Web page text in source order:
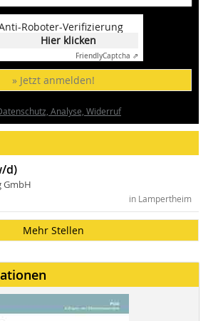
Roboter-Verifizierung
Hier klicken
FriendlyCaptcha ⇗
» Jetzt anmelden!
Analyse, Widerruf
d)
GmbH
in Lampertheim
Mehr Stellen